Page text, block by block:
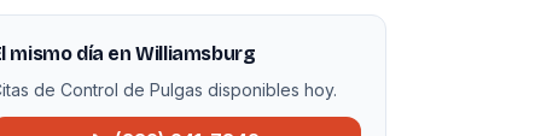
mismo día en Williamsburg
de Control de Pulgas disponibles hoy.